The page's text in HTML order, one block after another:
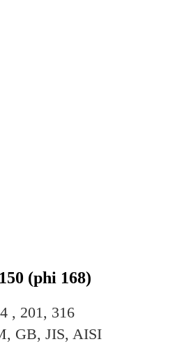
(phi 168)
, 201, 316
GB, JIS, AISI